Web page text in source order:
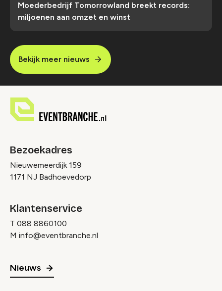
Moederbedrijf Tomorrowland breekt records:
miljoenen aan omzet en winst
Bekijk meer nieuws
Bezoekadres
Nieuwemeerdijk 159
1171 NJ Badhoevedorp
Klantenservice
T 088 8860100
M info@eventbranche.nl
Nieuws